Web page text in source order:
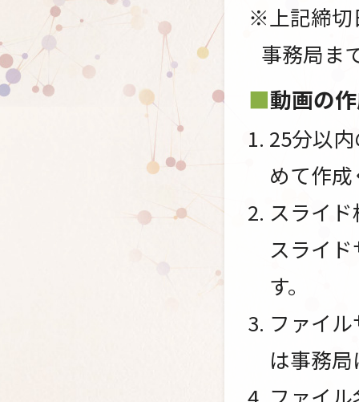
※上記締切
事務局ま
動画の
25分以
めて作
スライ
スライ
す。
ファイ
は事務
ファイ